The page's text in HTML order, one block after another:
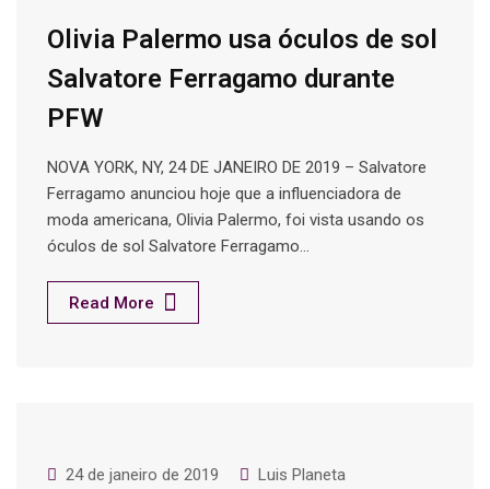
Olivia Palermo usa óculos de sol
Salvatore Ferragamo durante
PFW
NOVA YORK, NY, 24 DE JANEIRO DE 2019 – Salvatore
Ferragamo anunciou hoje que a influenciadora de
moda americana, Olivia Palermo, foi vista usando os
óculos de sol Salvatore Ferragamo…
Read More
24 de janeiro de 2019 Luis Planeta